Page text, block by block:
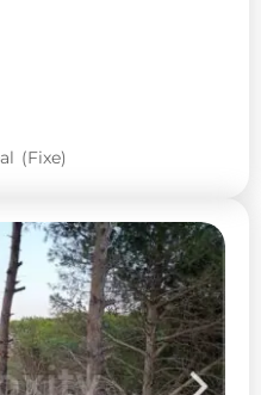
(Fixe)